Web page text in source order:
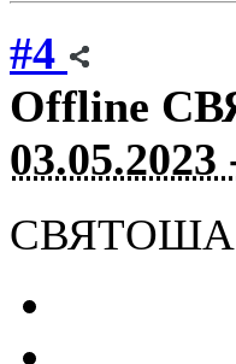
#4
Offline
СВЯТОША